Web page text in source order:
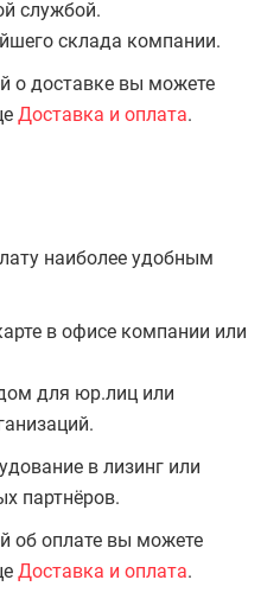
службой.
склада компании.
о доставке вы можете
Доставка и оплата.
наиболее удобным
в офисе компании или
для юр.лиц или
в лизинг или
партнёров.
об оплате вы можете
Доставка и оплата.